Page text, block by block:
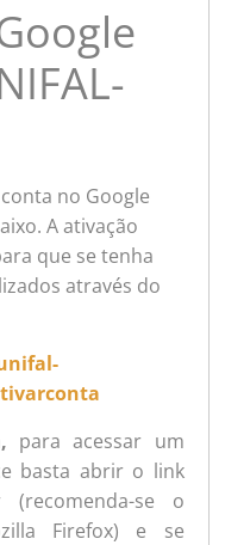
no Google
A ativação
que se tenha
através do
para acessar um
basta abrir o link
se o
Firefox) e se